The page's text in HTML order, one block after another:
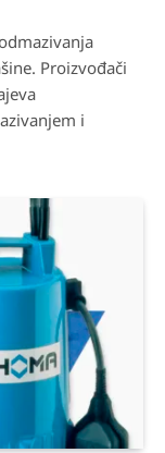
Proizvođači
i